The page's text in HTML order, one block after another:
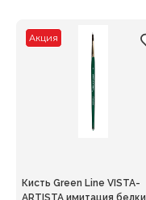
345,00 ₽.
Акция
Кисть Green Line VISTA-
ARTISTA имитация белки